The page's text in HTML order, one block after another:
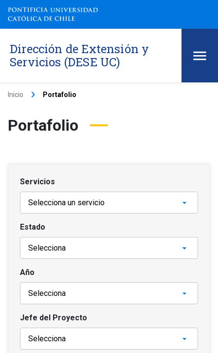
Dirección de Extensión y
Servicios (DESE UC)
Inicio keyboard_arrow_right Portafolio
Portafolio
Servicios
Estado
Año
Jefe del Proyecto